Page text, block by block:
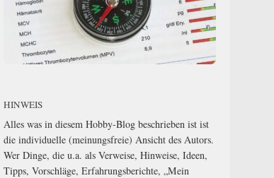
HINWEIS
Alles was in diesem Hobby-Blog beschrieben ist ist
die individuelle (meinungsfreie) Ansicht des Autors.
Wer Dinge, die u.a. als Verweise, Hinweise, Ideen,
Tipps, Vorschläge, Erfahrungsberichte, „Mein